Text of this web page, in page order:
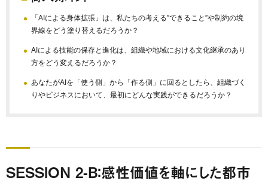
「AIによる身体拡張」は、私たちの考える”できること”や制約の境
界線をどう塗り替えるだろうか？
AIによる技能の保存と進化は、組織や地域における文化継承のあり
方をどう変えるだろうか？
あなたがAIを「使う側」から「作る側」に回るとしたら、組織づく
りやビジネスにおいて、最初にどんな実践ができるだろうか？
SESSION 2-B：感性価値を軸にした都市